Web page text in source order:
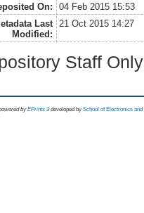
On:
04 Feb 2015 15:53
Last
Modified:
21 Oct 2015 14:27
Staff
byEPrints 3 developed by School of Electronics